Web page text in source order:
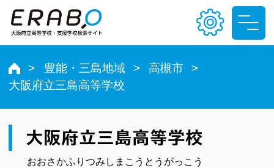
文字サイズ
豊能・三島地域
高槻市
大阪府立三島高等学校
大阪府立三島高等学校
おおさかふりつみしまこうとうがっこう